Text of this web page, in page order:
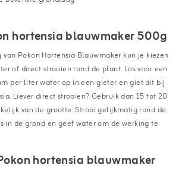
hortensia blauwmaker 500g
Pokon Hortensia Blauwmaker kun je kiezen
of direct strooien rond de plant. Los voor een
per liter water op in een gieter en giet dit bij
Liever direct strooien? Gebruik dan 15 tot 20
van de grootte. Strooi gelijkmatig rond de
in de grond en geef water om de werking te
hortensia blauwmaker